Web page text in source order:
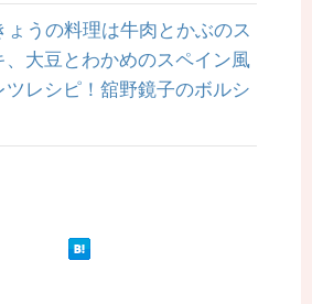
ょうの料理は牛肉とかぶのス
、大豆とわかめのスペイン風
ツレシピ！舘野鏡子のボルシ